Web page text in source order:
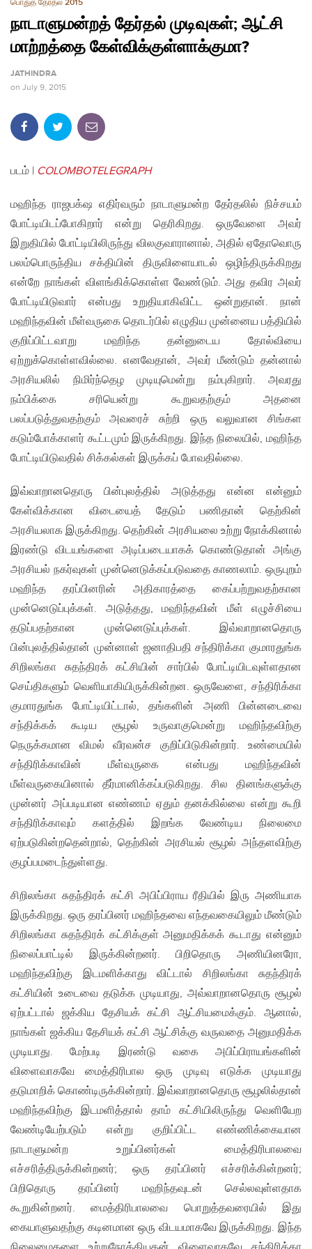
பொதுத் தேர்தல் 2015
நாடாளுமன்றத் தேர்தல் முடிவுகள்; ஆட்சி
மாற்றத்தை கேள்விக்குள்ளாக்குமா?
JATHINDRA
on July 9, 2015
படம் | COLOMBOTELEGRAPH
மஹிந்த ராஜபக்‌ஷ எதிர்வரும் நாடாளுமன்ற தேர்தலில் நிச்சயம்
போட்டியிடப்போகிறார் என்று தெரிகிறது. ஒருவேளை அவர்
இறுதியில் போட்டியிலிருந்து விலகுவாரானால், அதில் ஏதோவொரு
பலம்பொருந்திய சக்தியின் திருவிளையாடல் ஒழிந்திருக்கிறது
என்றே நாங்கள் விளங்கிக்கொள்ள வேண்டும். அது தவிர அவர்
போட்டியிடுவார் என்பது உறுதியாகிவிட்ட ஒன்றுதான். நான்
மஹிந்தவின் மீள்வருகை தொடர்பில் எழுதிய முன்னைய பத்தியில்
குறிப்பிட்டவாறு மஹிந்த தன்னுடைய தோல்வியை
ஏற்றுக்கொள்ளவில்லை. எனவேதான், அவர் மீண்டும் தன்னால்
அரசியலில் நிமிர்ந்தெழ முடியுமென்று நம்புகிறார். அவரது
நம்பிக்கை சரியென்று கூறுவதற்கும் அதனை
பலப்படுத்துவதற்கும் அவரைச் சுற்றி ஒரு வலுவான சிங்கள
கடும்போக்காளர் கூட்டமும் இருக்கிறது. இந்த நிலையில், மஹிந்த
போட்டியிடுவதில் சிக்கல்கள் இருக்கப் போவதில்லை.
இவ்வாறானதொரு பின்புலத்தில் அடுத்தது என்ன என்னும்
கேள்விக்கான விடையைத் தேடும் பணிதான் தெற்கின்
அரசியலாக இருக்கிறது. தெற்கின் அரசியலை உற்று நோக்கினால்
இரண்டு விடயங்களை அடிப்படையாகக் கொண்டுதான் அங்கு
அரசியல் நகர்வுகள் முன்னெடுக்கப்படுவதை காணலாம். ஒருபுறம்
மஹிந்த தரப்பினரின் அதிகாரத்தை கைப்பற்றுவதற்கான
முன்னெடுப்புக்கள். அடுத்தது, மஹிந்தவின் மீள் எழுச்சியை
தடுப்பதற்கான முன்னெடுப்புக்கள். இவ்வாறானதொரு
பின்புலத்தில்தான் முன்னாள் ஜனாதிபதி சந்திரிக்கா குமாரதுங்க
சிறிலங்கா சுதந்திரக் கட்சியின் சார்பில் போட்டியிடவுள்ளதான
செய்திகளும் வெளியாகியிருக்கின்றன. ஒருவேளை, சந்திரிக்கா
குமாரதுங்க போட்டியிட்டால், தங்களின் அணி பின்னடைவை
சந்திக்கக் கூடிய சூழல் உருவாகுமென்று மஹிந்தவிற்கு
நெருக்கமான விமல் வீரவன்ச குறிப்பிடுகின்றார். உண்மையில்
சந்திரிக்காவின் மீள்வருகை என்பது மஹிந்தவின்
மீள்வருகையினால் தீர்மானிக்கப்படுகிறது. சில தினங்களுக்கு
முன்னர் அப்படியான எண்ணம் ஏதும் தனக்கில்லை என்று கூறி
சந்திரிக்காவும் களத்தில் இறங்க வேண்டிய நிலைமை
ஏற்படுகின்றதென்றால், தெற்கின் அரசியல் சூழல் அந்தளவிற்கு
குழப்பமடைந்துள்ளது.
சிறிலங்கா சுதந்திரக் கட்சி அபிப்பிராய ரீதியில் இரு அணியாக
இருக்கிறது. ஒரு தரப்பினர் மஹிந்தவை எந்தவகையிலும் மீண்டும்
சிறிலங்கா சுதந்திரக் கட்சிக்குள் அனுமதிக்கக் கூடாது என்னும்
நிலைப்பாட்டில் இருக்கின்றனர். பிறிதொரு அணியினரோ,
மஹிந்தவிற்கு இடமளிக்காது விட்டால் சிறிலங்கா சுதந்திரக்
கட்சியின் உடைவை தடுக்க முடியாது, அவ்வாறானதொரு சூழல்
ஏற்பட்டால் ஜக்கிய தேசியக் கட்சி ஆட்சியமைக்கும். ஆனால்,
நாங்கள் ஜக்கிய தேசியக் கட்சி ஆட்சிக்கு வருவதை அனுமதிக்க
முடியாது. மேற்படி இரண்டு வகை அபிப்பிராயங்களின்
விளைவாகவே மைத்திரிபால ஒரு முடிவு எடுக்க முடியாது
தடுமாறிக் கொண்டிருக்கின்றார். இவ்வாறானதொரு சூழலில்தான்
மஹிந்தவிற்கு இடமளித்தால் தாம் கட்சியிலிருந்து வெளியேற
வேண்டியேற்படும் என்று குறிப்பிட்ட எண்ணிக்கையான
நாடாளுமன்ற உறுப்பினர்கள் மைத்திரிபாலவை
எச்சரித்திருக்கின்றனர்; ஒரு தரப்பினர் எச்சரிக்கின்றனர்;
பிறிதொரு தரப்பினர் மஹிந்தவுடன் செல்லவுள்ளதாக
கூறுகின்றனர். மைத்திரிபாலவை பொறுத்தவரையில் இது
கையாளுவதற்கு கடினமான ஒரு விடயமாகவே இருக்கிறது. இந்த